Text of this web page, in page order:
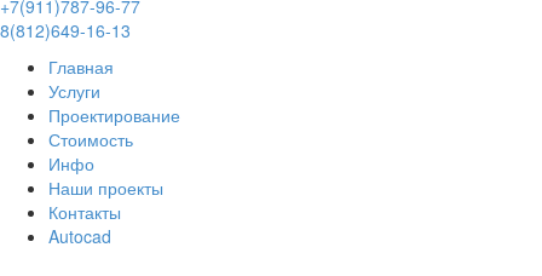
+7(911)787-96-77
8(812)649-16-13
Главная
Услуги
Проектирование
Стоимость
Инфо
Наши проекты
Контакты
Autocad